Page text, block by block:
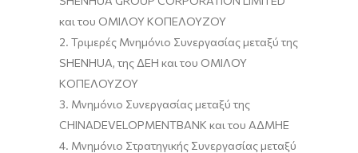
και του ΟΜΙΛΟΥ ΚΟΠΕΛΟΥΖΟΥ
2. Τριμερές Μνημόνιο Συνεργασίας μεταξύ της
SHENHUA, της ΔΕΗ και του ΟΜΙΛΟΥ
ΚΟΠΕΛΟΥΖΟΥ
3. Μνημόνιο Συνεργασίας μεταξύ της
CHINADEVELOPMENTBANK και του ΑΔΜΗΕ
4. Μνημόνιο Στρατηγικής Συνεργασίας μεταξύ